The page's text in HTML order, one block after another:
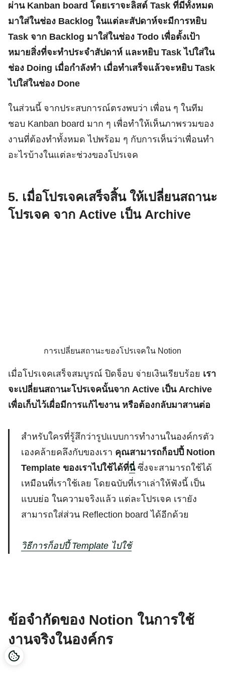
ผ่าน Kanban board โดยเราจะลิสต์ Task ที่มีทั้งหมด
มาใส่ในช่อง Backlog ในแต่ละสัปดาห์จะมีการหยิบ
Task จาก Backlog มาใส่ในช่อง Todo เพื่อตั้งเป้า
หมายสิ่งที่จะทำประจำสัปดาห์ และหยิบ Task ไปใส่ใน
ช่อง Doing เมื่อกำลังทำ เมื่อทำเสร็จแล้วจะหยิบ Task
ไปใส่ในช่อง Done
ในส่วนนี้ จากประสบการณ์ตรงพบว่า เพื่อน ๆ ในทีม
ชอบ Kanban board มาก ๆ เพื่อทำให้เห็นภาพรวมของ
งานที่ต้องทำทั้งหมด ไปพร้อม ๆ กับการเห็นว่าเพื่อนทำ
อะไรบ้างในแต่ละช่วงของโปรเจค
5. เมื่อโปรเจคเสร็จสิ้น ให้เปลี่ยนสถานะ
โปรเจค จาก Active เป็น Archive
การเปลี่ยนสถานะของโปรเจคใน Notion
เมื่อโปรเจคเสร็จสมบูรณ์ ปิดจ็อบ จ่ายเงินเรียบร้อย เรา
จะเปลี่ยนสถานะโปรเจคนั้นจาก Active เป็น Archive
เพื่อเก็บไว้เผื่อมีการแก้ไขงาน หรือต้องกลับมาสานต่อ
สำหรับใครที่รู้สึกว่ารูปแบบการทำงานในองค์กรตัว
เองคล้ายคลึงกับของเรา คุณสามารถก็อปปี้ Notion
Template ของเราไปใช้ได้ที่นี่ซึ่งจะสามารถใช้ได้
เหมือนที่เราใช้เลย โดยฉบับที่เราเล่าให้ฟังนี้ เป็น
แบบย่อ ในความจริงแล้ว แต่ละโปรเจค เรายัง
สามารถใส่ส่วน Reflection board ได้อีกด้วย
วิธีการก็อปปี้ Template ไปใช้
ข้อจำกัดของ Notion ในการใช้
งานจริงในองค์กร